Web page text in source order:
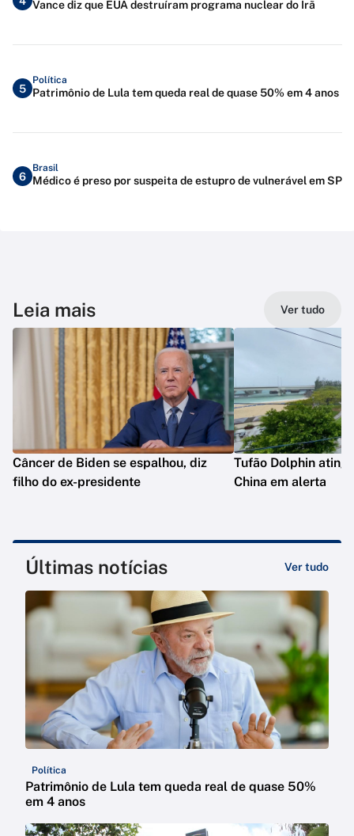
Vance diz que EUA destruíram programa nuclear do Irã
5
Política
Patrimônio de Lula tem queda real de quase 50% em 4 anos
6
Brasil
Médico é preso por suspeita de estupro de vulnerável em SP
Leia mais Ver tudo
Câncer de Biden se espalhou, diz
filho do ex-presidente
Tufão Dolphin
China em alerta
Últimas notícias Ver tudo
Política
Patrimônio de Lula tem queda real de quase 50%
em 4 anos